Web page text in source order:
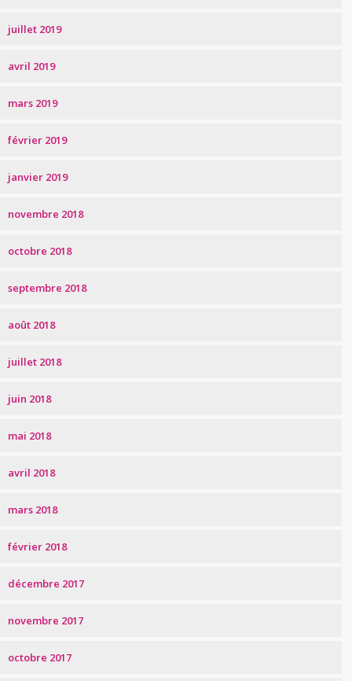
juillet 2019
avril 2019
mars 2019
février 2019
janvier 2019
novembre 2018
octobre 2018
septembre 2018
août 2018
juillet 2018
juin 2018
mai 2018
avril 2018
mars 2018
février 2018
décembre 2017
novembre 2017
octobre 2017